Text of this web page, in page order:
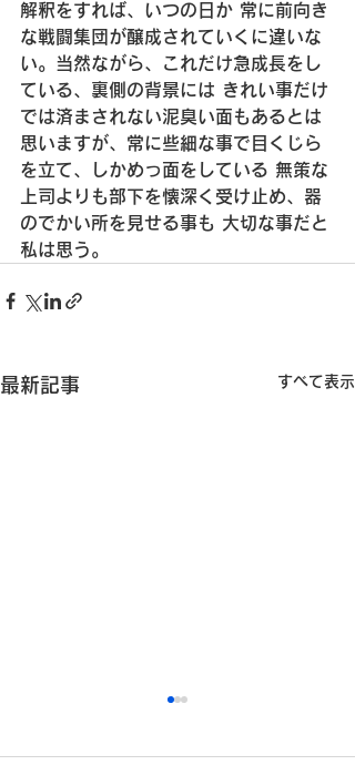
解釈をすれば、いつの日か 常に前向き
な戦闘集団が醸成されていくに違いな
い。 当然ながら、これだけ急成長をし
ている、裏側の背景には きれい事だけ
では済まされない泥臭い面もあるとは
思いますが、 常に些細な事で目くじら
を立て、しかめっ面をしている 無策な
上司よりも部下を懐深く受け止め、器
のでかい所を見せる事も 大切な事だと
私は思う。
最新記事 すべて表示